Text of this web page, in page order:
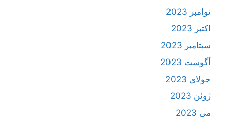
نوامبر 2023
اکتبر 2023
سپتامبر 2023
آگوست 2023
جولای 2023
ژوئن 2023
می 2023